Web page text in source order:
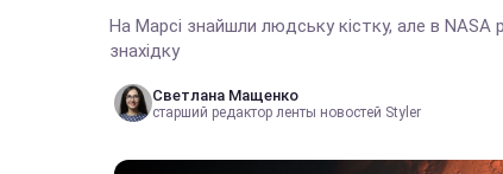
На Марсі знайшли людську кістку, але в NASA
знахідку
Светлана Мащенко
старший редактор ленты новостей Styler